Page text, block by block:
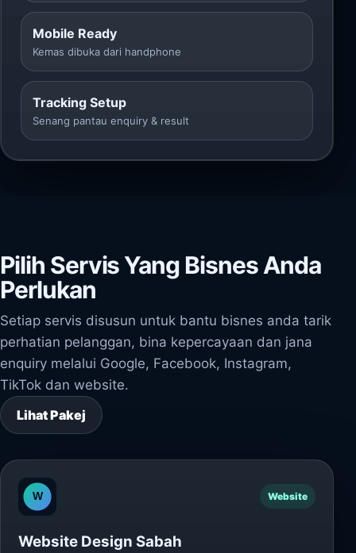
Mobile Ready
Kemas dibuka dari handphone
Tracking Setup
Senang pantau enquiry & result
Pilih Servis Yang Bisnes Anda
Perlukan
Setiap servis disusun untuk bantu bisnes anda tarik
perhatian pelanggan, bina kepercayaan dan jana
enquiry melalui Google, Facebook, Instagram,
TikTok dan website.
Lihat Pakej
Website
Website Design Sabah